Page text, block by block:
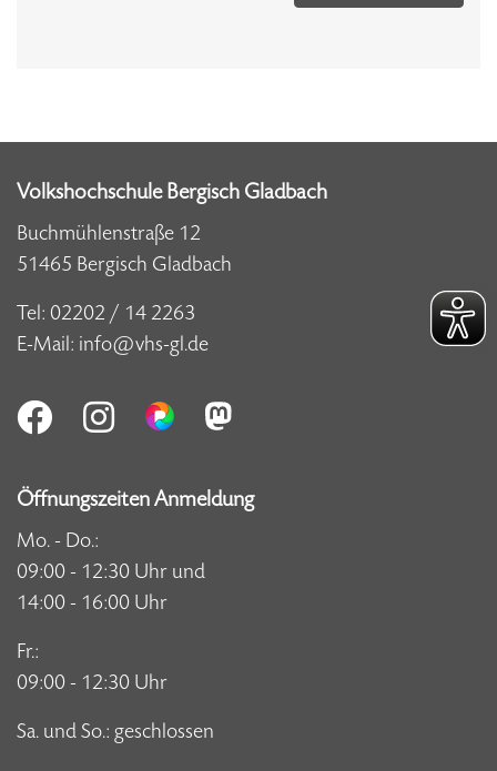
Volkshochschule Bergisch Gladbach
Buchmühlenstraße 12
51465 Bergisch Gladbach
Tel: 02202 / 14 2263
E-Mail: info@vhs-gl.de
Öffnungszeiten Anmeldung
Mo. - Do.:
09:00 - 12:30 Uhr und
14:00 - 16:00 Uhr
Fr.:
09:00 - 12:30 Uhr
Sa. und So.: geschlossen